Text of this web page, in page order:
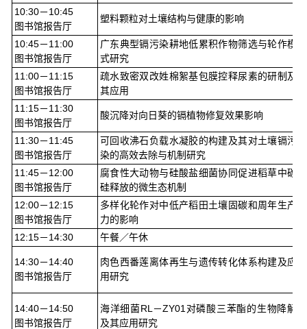
10:30－10:45
图书馆报告厅
塑料颗粒对土壤结构与健康的影响
10:45－11:00
图书馆报告厅
广东典型镉污染耕地低累积作物筛选与轮作模
式研究
11:00－11:15
图书馆报告厅
疏水致密双改姓棉絮基包膜控释尿素的研制及
其应用
11:15－11:30
图书馆报告厅
酸沉降对向日葵的镉植物修复效果影响
11:30－11:45
图书馆报告厅
可回收沸石负载水凝胶的构建及其对土壤镉污
染的高效去除与机制研究
11:45－12:00
图书馆报告厅
腐食性大动物与硅酸盐细菌协同促进稻草中碳
硅释放的微生态机制
12:00－12:15
图书馆报告厅
多样化轮作对中低产稻田土壤固碳和周年生产
力的影响
12:15－14:30
午餐／午休
14:30－14:40
图书馆报告厅
肉色西番莲离体再生与遗传转化体系构建及应
用研究
14:40－14:50
图书馆报告厅
海洋细菌RL－ZY01对磷酸三苯酯的生物降解
及其应用研究